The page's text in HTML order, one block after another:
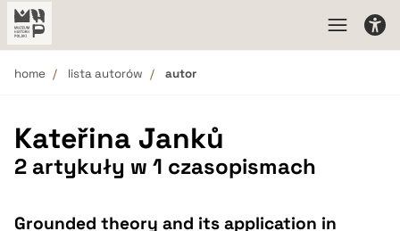
home lista autorów autor
Kateřina Janků
2 artykuły w 1 czasopismach
Grounded theory and its application in